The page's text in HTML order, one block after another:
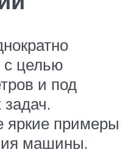
целью
и под
яркие примеры
машины.